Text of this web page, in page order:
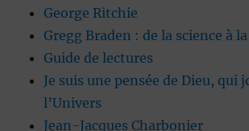
George Ritchie
Gregg Braden : de la science à
Guide de lectures
Je suis une pensée de Dieu, qui
l’Univers
Jean-Jacques Charbonier